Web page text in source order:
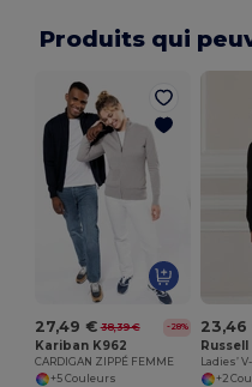
Produits qui
27,49 € 38,39 € -28%
Kariban K962
CARDIGAN ZIPPÉ FEMME
+5 Couleurs
23,46
+2